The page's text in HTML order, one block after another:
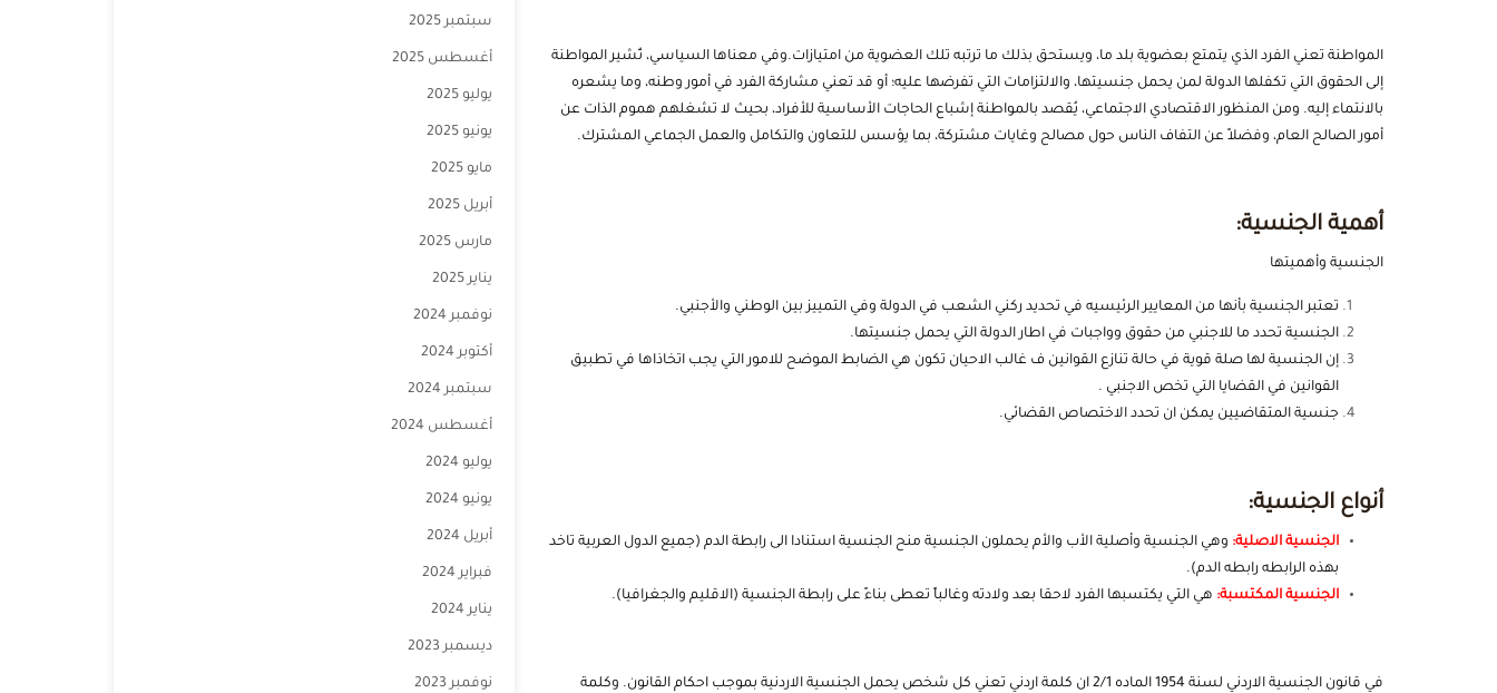
المواطنة تعني الفرد الذي يتمتع بعضوية بلد ما، ويستحق بذلك ما ترتبه تلك العضوية من امتيازات.وفي معناها السياسي، تُشير المواطنة
إلى الحقوق التي تكفلها الدولة لمن يحمل جنسيتها، والالتزامات التي تفرضها عليه؛ أو قد تعني مشاركة الفرد في أمور وطنه، وما يشعره
بالانتماء إليه. ومن المنظور الاقتصادي الاجتماعي، يُقصد بالمواطنة إشباع الحاجات الأساسية للأفراد، بحيث لا تشغلهم هموم الذات عن
أمور الصالح العام، وفضلاً عن التفاف الناس حول مصالح وغايات مشتركة، بما يؤسس للتعاون والتكامل والعمل الجماعي المشترك.
أهمية الجنسية:
الجنسية وأهميتها
تعتبر الجنسية بأنها من المعايير الرئيسيه في تحديد ركني الشعب في الدولة وفي التمييز بين الوطني والأجنبي.
الجنسية تحدد ما للاجنبي من حقوق وواجبات في اطار الدولة التي يحمل جنسيتها.
إن الجنسية لها صلة قوية في حالة تنازع القوانين ف غالب الاحيان تكون هي الضابط الموضح للامور التي يجب اتخاذاها في تطبيق
القوانين في القضايا التي تخص الاجنبي .
جنسية المتقاضيين يمكن ان تحدد الاختصاص القضائي.
أنواع الجنسية:
الجنسية الاصلية: وهي الجنسية وأصلية الأب والأم يحملون الجنسية منح الجنسية استنادا الى رابطة الدم (جميع الدول العربية تاخد
بهذه الرابطه رابطه الدم).
الجنسية المكتسبة: هي التي يكتسبها الفرد لاحقا بعد ولادته وغالباً تعطى بناءً على رابطة الجنسية (الاقليم والجغرافيا).
في قانون الجنسية الاردني لسنة 1954 الماده 2/1 ان كلمة اردني تعني كل شخص يحمل الجنسية الاردنية بموجب احكام القانون. وكلمة
سبتمبر 2025
أغسطس 2025
يوليو 2025
يونيو 2025
مايو 2025
أبريل 2025
مارس 2025
يناير 2025
نوفمبر 2024
أكتوبر 2024
سبتمبر 2024
أغسطس 2024
يوليو 2024
يونيو 2024
أبريل 2024
فبراير 2024
يناير 2024
ديسمبر 2023
نوفمبر 2023